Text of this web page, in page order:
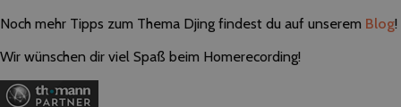
Noch mehr Tipps zum Thema Djing findest du auf unserem Blog!
Wir wünschen dir viel Spaß beim Homerecording!